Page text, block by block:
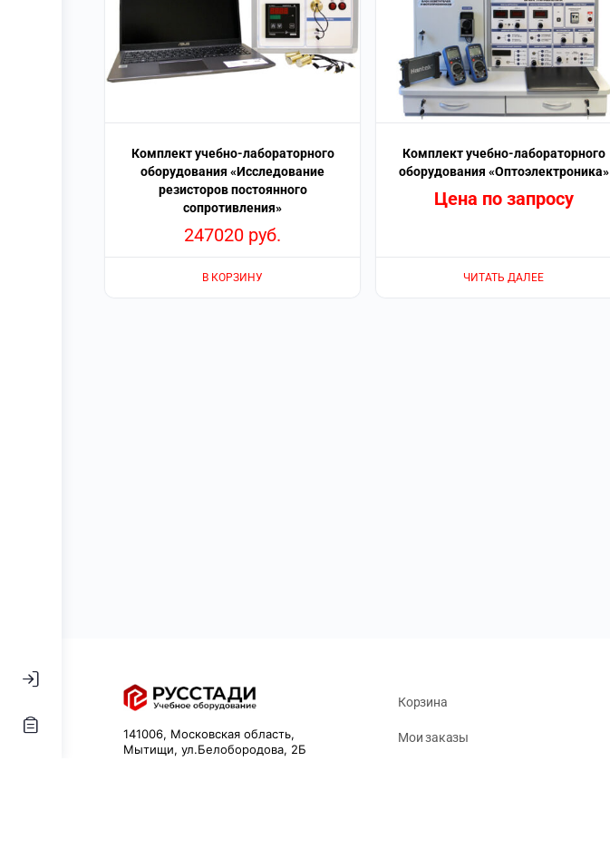
Комплект учебно-лабораторного
оборудования «Исследование
резисторов постоянного
сопротивления»
247020 руб.
В КОРЗИНУ
Комплект учебно-лабораторного
оборудования «Оптоэлектроника»
Цена по запросу
ЧИТАТЬ ДАЛЕЕ
141006, Московская область,
Мытищи, ул.Белобородова, 2Б
Корзина
Мои заказы